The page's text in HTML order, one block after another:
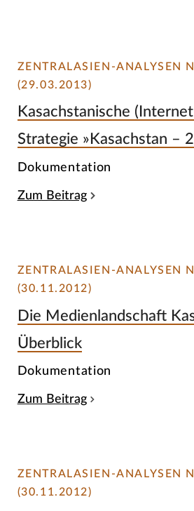
ZENTRALASIEN-ANALYSEN
(29.03.2013)
Kasachstanische
Strategie »Kasachstan –
Dokumentation
Zum Beitrag
ZENTRALASIEN-ANALYSEN
(30.11.2012)
Die Medienlandschaft
Überblick
Dokumentation
Zum Beitrag
ZENTRALASIEN-ANALYSEN
(30.11.2012)